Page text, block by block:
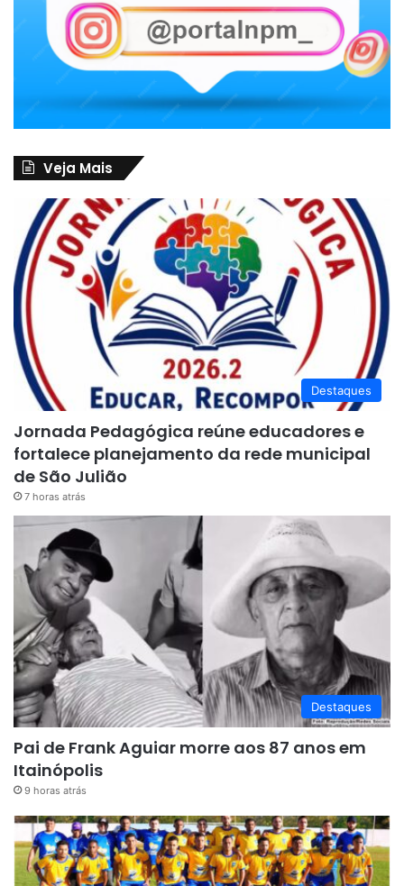
Veja Mais
Destaques
Jornada Pedagógica reúne educadores e
fortalece planejamento da rede municipal
de São Julião
7 horas atrás
Destaques
Pai de Frank Aguiar morre aos 87 anos em
Itainópolis
9 horas atrás